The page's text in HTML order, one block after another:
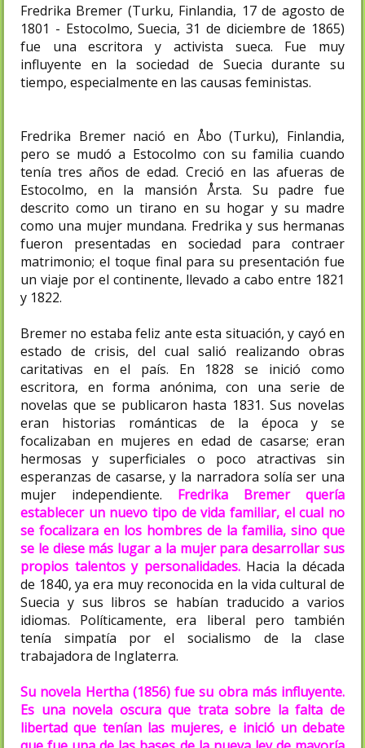
Fredrika Bremer (Turku, Finlandia, 17 de agosto de
1801 - Estocolmo, Suecia, 31 de diciembre de 1865)
fue una escritora y activista sueca. Fue muy
influyente en la sociedad de Suecia durante su
tiempo, especialmente en las causas feministas.
Fredrika Bremer nació en Åbo (Turku), Finlandia,
pero se mudó a Estocolmo con su familia cuando
tenía tres años de edad. Creció en las afueras de
Estocolmo, en la mansión Årsta. Su padre fue
descrito como un tirano en su hogar y su madre
como una mujer mundana. Fredrika y sus hermanas
fueron presentadas en sociedad para contraer
matrimonio; el toque final para su presentación fue
un viaje por el continente, llevado a cabo entre 1821
y 1822.
Bremer no estaba feliz ante esta situación, y cayó en
estado de crisis, del cual salió realizando obras
caritativas en el país. En 1828 se inició como
escritora, en forma anónima, con una serie de
novelas que se publicaron hasta 1831. Sus novelas
eran historias románticas de la época y se
focalizaban en mujeres en edad de casarse; eran
hermosas y superficiales o poco atractivas sin
esperanzas de casarse, y la narradora solía ser una
mujer independiente. Fredrika Bremer quería
establecer un nuevo tipo de vida familiar, el cual no
se focalizara en los hombres de la familia, sino que
se le diese más lugar a la mujer para desarrollar sus
propios talentos y personalidades.Hacia la década
de 1840, ya era muy reconocida en la vida cultural de
Suecia y sus libros se habían traducido a varios
idiomas. Políticamente, era liberal pero también
tenía simpatía por el socialismo de la clase
trabajadora de Inglaterra.
Su novela Hertha (1856) fue su obra más influyente.
Es una novela oscura que trata sobre la falta de
libertad que tenían las mujeres, e inició un debate